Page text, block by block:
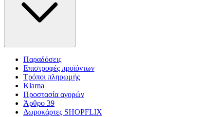
Παραδόσεις
Επιστροφές προϊόντων
Τρόποι πληρωμής
Klarna
Προστασία αγορών
Άρθρο 39
Δωροκάρτες SHOPFLIX